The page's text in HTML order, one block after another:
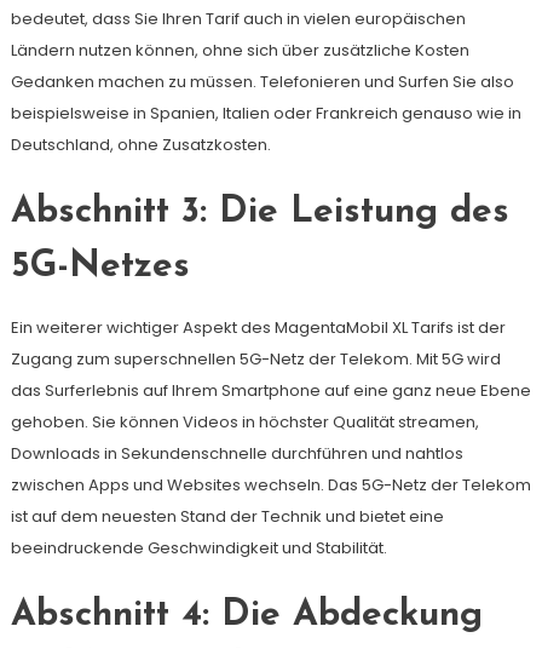
bedeutet, dass Sie Ihren Tarif auch in vielen europäischen
Ländern nutzen können, ohne sich über zusätzliche Kosten
Gedanken machen zu müssen. Telefonieren und Surfen Sie also
beispielsweise in Spanien, Italien oder Frankreich genauso wie in
Deutschland, ohne Zusatzkosten.
Abschnitt 3: Die Leistung des
5G-Netzes
Ein weiterer wichtiger Aspekt des MagentaMobil XL Tarifs ist der
Zugang zum superschnellen 5G-Netz der Telekom. Mit 5G wird
das Surferlebnis auf Ihrem Smartphone auf eine ganz neue Ebene
gehoben. Sie können Videos in höchster Qualität streamen,
Downloads in Sekundenschnelle durchführen und nahtlos
zwischen Apps und Websites wechseln. Das 5G-Netz der Telekom
ist auf dem neuesten Stand der Technik und bietet eine
beeindruckende Geschwindigkeit und Stabilität.
Abschnitt 4: Die Abdeckung